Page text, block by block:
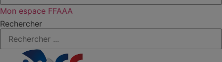
Mon espace FFAAA
Rechercher